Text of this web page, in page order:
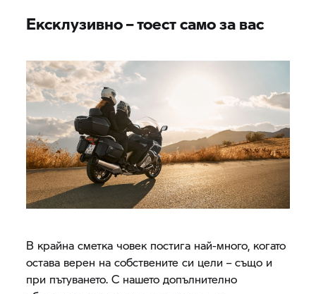
Ексклузивно – тоест само за вас
В крайна сметка човек постига най-много, когато
остава верен на собствените си цели – също и
при пътуването. С нашето допълнително